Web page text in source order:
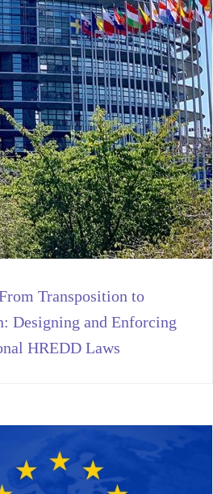
Transposition to
Designing and Enforcing
HREDD Laws